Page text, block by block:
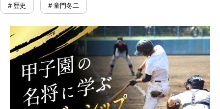
# 歴史 # 童門冬二